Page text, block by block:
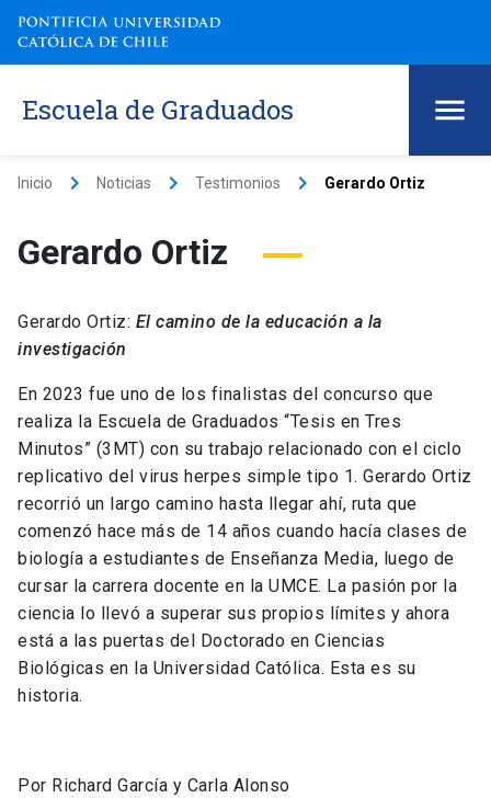
Escuela de Graduados
Inicio keyboard_arrow_right Noticias keyboard_arrow_right Testimonios keyboard_arrow_right Gerardo Ortiz
Gerardo Ortiz
Gerardo Ortiz: El camino de la educación a la
investigación
En 2023 fue uno de los finalistas del concurso que
realiza la Escuela de Graduados “Tesis en Tres
Minutos” (3MT) con su trabajo relacionado con el ciclo
replicativo del virus herpes simple tipo 1. Gerardo Ortiz
recorrió un largo camino hasta llegar ahí, ruta que
comenzó hace más de 14 años cuando hacía clases de
biología a estudiantes de Enseñanza Media, luego de
cursar la carrera docente en la UMCE. La pasión por la
ciencia lo llevó a superar sus propios límites y ahora
está a las puertas del Doctorado en Ciencias
Biológicas en la Universidad Católica. Esta es su
historia.
Por Richard García y Carla Alonso